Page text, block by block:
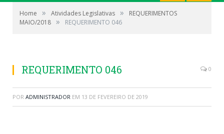
Home » Atividades Legislativas »
REQUERIMENTOS
MAIO/2018 » REQUERIMENTO 046
REQUERIMENTO 046 0
POR ADMINISTRADOR EM 13 DE FEVEREIRO DE 2019